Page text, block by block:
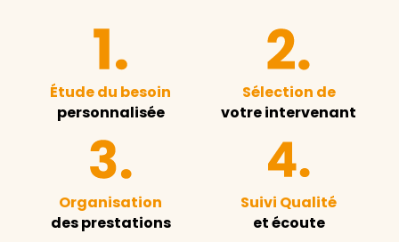
Étude du besoin
personnalisée
Sélection de
votre intervenant
Organisation
des prestations
Suivi Qualité
et écoute